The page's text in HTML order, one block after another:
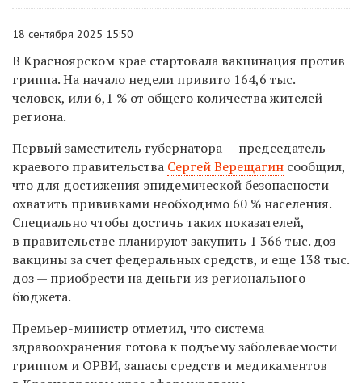
18 сентября 2025 15:50
В Красноярском крае стартовала вакцинация против
гриппа. На начало недели привито 164,6 тыс.
человек, или 6,1 % от общего количества жителей
региона.
Первый заместитель губернатора — председатель
краевого правительства Сергей Верещагин сообщил,
что для достижения эпидемической безопасности
охватить прививками необходимо 60 % населения.
Специально чтобы достичь таких показателей,
в правительстве планируют закупить 1 366 тыс. доз
вакцины за счет федеральных средств, и еще 138 тыс.
доз — приобрести на деньги из регионального
бюджета.
Премьер-министр отметил, что система
здравоохранения готова к подъему заболеваемости
гриппом и ОРВИ, запасы средств и медикаментов